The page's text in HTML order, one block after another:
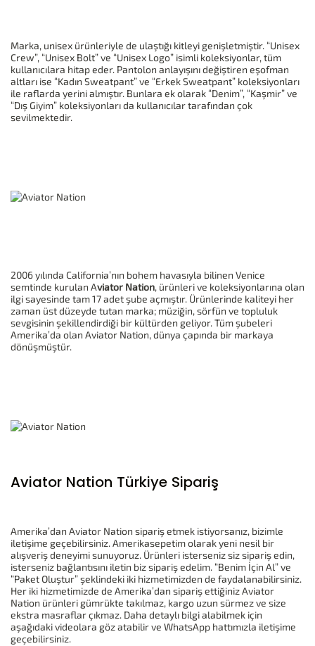
Marka, unisex ürünleriyle de ulaştığı kitleyi genişletmiştir. “Unisex
Crew”, “Unisex Bolt” ve “Unisex Logo” isimli koleksiyonlar, tüm
kullanıcılara hitap eder. Pantolon anlayışını değiştiren eşofman
altları ise “Kadın Sweatpant” ve “Erkek Sweatpant” koleksiyonları
ile raflarda yerini almıştır. Bunlara ek olarak “Denim”, “Kaşmir” ve
“Dış Giyim” koleksiyonları da kullanıcılar tarafından çok
sevilmektedir.
2006 yılında California’nın bohem havasıyla bilinen Venice
semtinde kurulan Aviator Nation, ürünleri ve koleksiyonlarına olan
ilgi sayesinde tam 17 adet şube açmıştır. Ürünlerinde kaliteyi her
zaman üst düzeyde tutan marka; müziğin, sörfün ve topluluk
sevgisinin şekillendirdiği bir kültürden geliyor. Tüm şubeleri
Amerika’da olan Aviator Nation, dünya çapında bir markaya
dönüşmüştür.
Aviator Nation Türkiye Sipariş
Amerika’dan Aviator Nation sipariş etmek istiyorsanız, bizimle
iletişime geçebilirsiniz. Amerikasepetim olarak yeni nesil bir
alışveriş deneyimi sunuyoruz. Ürünleri isterseniz siz sipariş edin,
isterseniz bağlantısını iletin biz sipariş edelim. “Benim İçin Al” ve
“Paket Oluştur” şeklindeki iki hizmetimizden de faydalanabilirsiniz.
Her iki hizmetimizde de Amerika’dan sipariş ettiğiniz Aviator
Nation ürünleri gümrükte takılmaz, kargo uzun sürmez ve size
ekstra masraflar çıkmaz. Daha detaylı bilgi alabilmek için
aşağıdaki videolara göz atabilir ve WhatsApp hattımızla iletişime
geçebilirsiniz.